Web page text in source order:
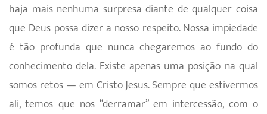
haja mais nenhuma surpresa diante de qualquer coisa
que Deus possa dizer a nosso respeito. Nossa impie­dade
é tão profunda que nunca chegaremos ao fundo do
conhecimento dela. Existe apenas uma posição na qual
somos retos — em Cristo Jesus. Sempre que estivermos
ali, temos que nos “derramar” em intercessão, com o